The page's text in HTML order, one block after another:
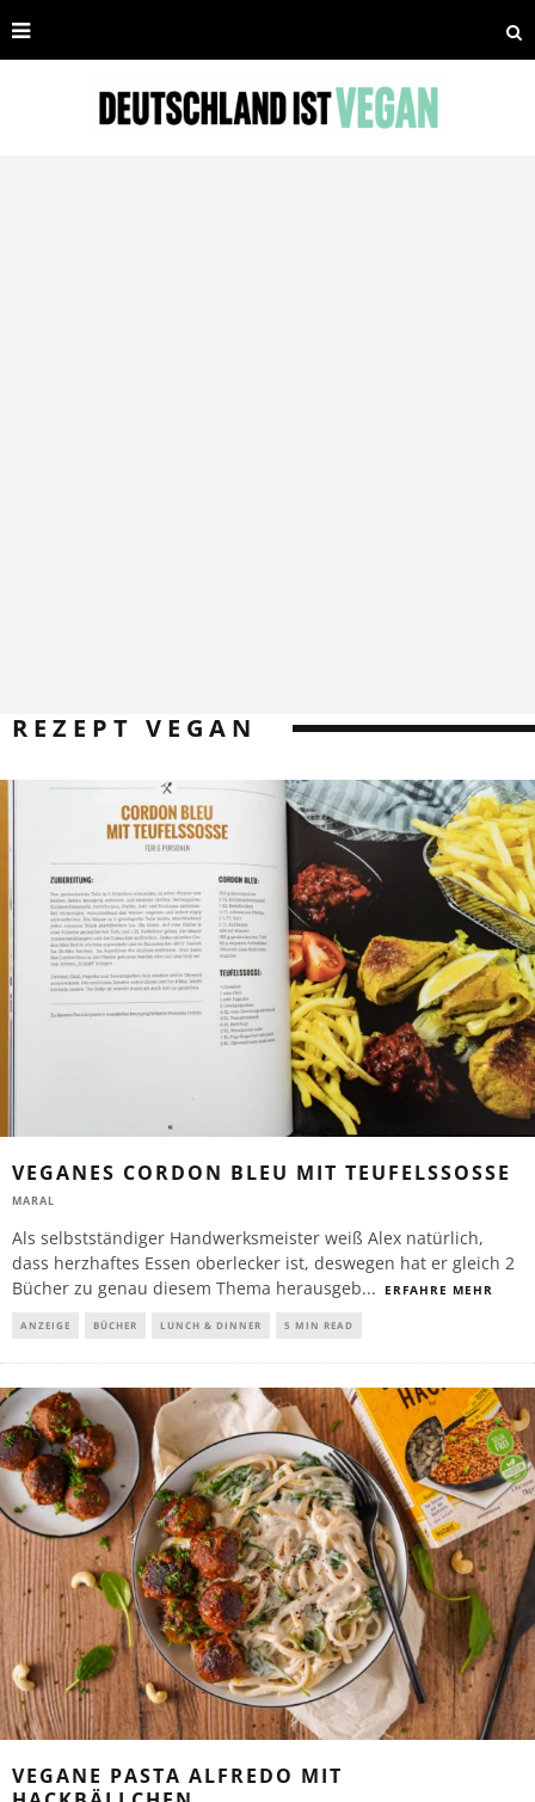
REZEPT VEGAN
VEGANES CORDON BLEU MIT TEUFELSSOSSE
MARAL
Als selbstständiger Handwerksmeister weiß Alex natürlich,
dass herzhaftes Essen oberlecker ist, deswegen hat er gleich 2
Bücher zu genau diesem Thema herausgeb... ERFAHRE MEHR
ANZEIGE BÜCHER LUNCH & DINNER 5 MIN READ
VEGANE PASTA ALFREDO MIT